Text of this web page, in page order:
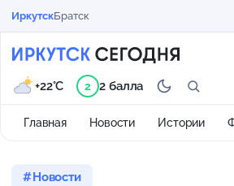
ИркутскБратск
Главная Новости Истории
+22°C 2 2 балла
Новости